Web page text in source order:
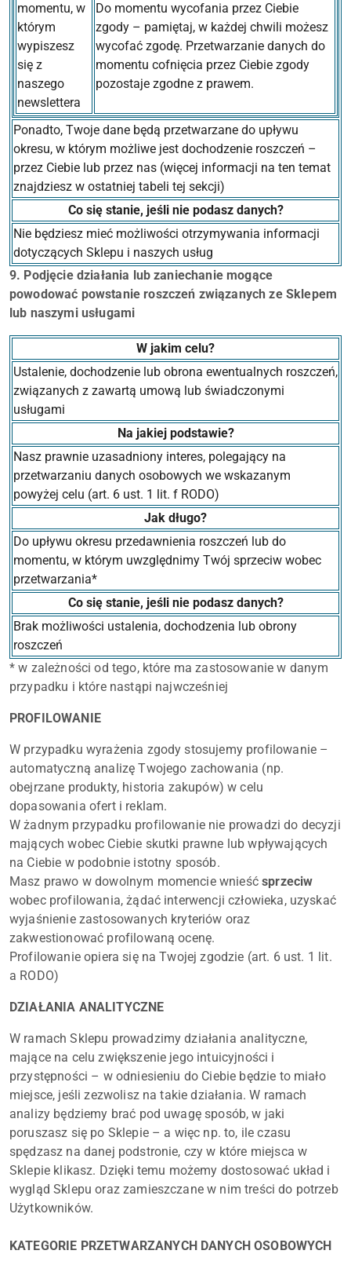
momentu, w
którym
wypiszesz
się z
naszego
newslettera
Do momentu wycofania przez Ciebie
zgody – pamiętaj, w każdej chwili możesz
wycofać zgodę. Przetwarzanie danych do
momentu cofnięcia przez Ciebie zgody
pozostaje zgodne z prawem.
Ponadto, Twoje dane będą przetwarzane do upływu
okresu, w którym możliwe jest dochodzenie roszczeń –
przez Ciebie lub przez nas (więcej informacji na ten temat
znajdziesz w ostatniej tabeli tej sekcji)
Co się stanie, jeśli nie podasz danych?
Nie będziesz mieć możliwości otrzymywania informacji
dotyczących Sklepu i naszych usług
9. Podjęcie działania lub zaniechanie mogące
powodować powstanie roszczeń związanych ze Sklepem
lub naszymi usługami
W jakim celu?
Ustalenie, dochodzenie lub obrona ewentualnych roszczeń,
związanych z zawartą umową lub świadczonymi
usługami
Na jakiej podstawie?
Nasz prawnie uzasadniony interes, polegający na
przetwarzaniu danych osobowych we wskazanym
powyżej celu (art. 6 ust. 1 lit. f RODO)
Jak długo?
Do upływu okresu przedawnienia roszczeń lub do
momentu, w którym uwzględnimy Twój sprzeciw wobec
przetwarzania*
Co się stanie, jeśli nie podasz danych?
Brak możliwości ustalenia, dochodzenia lub obrony
roszczeń
* w zależności od tego, które ma zastosowanie w danym
przypadku i które nastąpi najwcześniej
PROFILOWANIE
W przypadku wyrażenia zgody stosujemy profilowanie –
automatyczną analizę Twojego zachowania (np.
obejrzane produkty, historia zakupów) w celu
dopasowania ofert i reklam.
W żadnym przypadku profilowanie nie prowadzi do decyzji
mających wobec Ciebie skutki prawne lub wpływających
na Ciebie w podobnie istotny sposób.
Masz prawo w dowolnym momencie wnieśćsprzeciw
wobec profilowania, żądać interwencji człowieka, uzyskać
wyjaśnienie zastosowanych kryteriów oraz
zakwestionować profilowaną ocenę.
Profilowanie opiera się na Twojej zgodzie (art. 6 ust. 1 lit.
a RODO)
DZIAŁANIA ANALITYCZNE
W ramach Sklepu prowadzimy działania analityczne,
mające na celu zwiększenie jego intuicyjności i
przystępności – w odniesieniu do Ciebie będzie to miało
miejsce, jeśli zezwolisz na takie działania. W ramach
analizy będziemy brać pod uwagę sposób, w jaki
poruszasz się po Sklepie – a więc np. to, ile czasu
spędzasz na danej podstronie, czy w które miejsca w
Sklepie klikasz. Dzięki temu możemy dostosować układ i
wygląd Sklepu oraz zamieszczane w nim treści do potrzeb
Użytkowników.
KATEGORIE PRZETWARZANYCH DANYCH OSOBOWYCH